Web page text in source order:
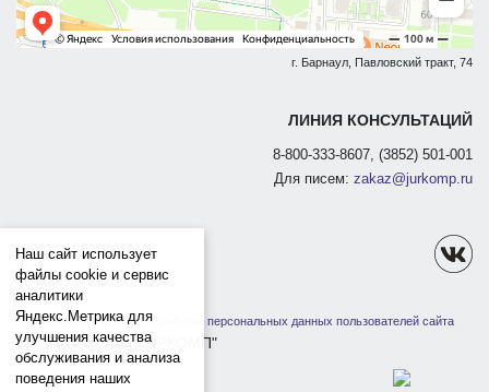
г. Барнаул, Павловский тракт, 74
ЛИНИЯ КОНСУЛЬТАЦИЙ
8-800-333-8607, (3852) 501-001
Для писем: zakaz@jurkomp.ru
Политика защиты и обработки персональных данных пользователей сайта
1991-2026 ООО "ЮРКОМП"
Наш сайт использует
файлы cookie и сервис
аналитики
Яндекс.Метрика для
улучшения качества
обслуживания и анализа
поведения наших